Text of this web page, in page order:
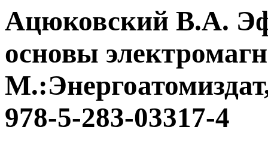
Ацюковский В.А.
основы
978-5-283-03317-4